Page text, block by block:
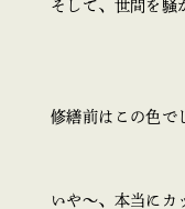
そして、世間を騒
修繕前はこの色で
いや～、本当にカ